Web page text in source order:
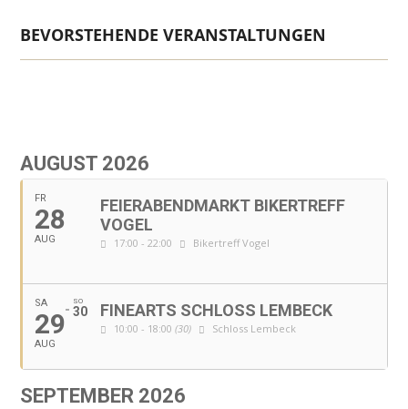
BEVORSTEHENDE VERANSTALTUNGEN
AUGUST 2026
FR
28
AUG
FEIERABENDMARKT BIKERTREFF
VOGEL
17:00 - 22:00 Bikertreff Vogel
SA
29
AUG
SO
30 FINEARTS SCHLOSS LEMBECK
10:00 - 18:00(30) Schloss Lembeck
SEPTEMBER 2026